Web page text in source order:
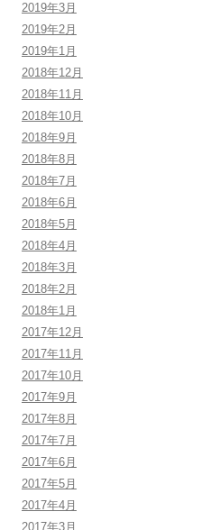
2019年3月
2019年2月
2019年1月
2018年12月
2018年11月
2018年10月
2018年9月
2018年8月
2018年7月
2018年6月
2018年5月
2018年4月
2018年3月
2018年2月
2018年1月
2017年12月
2017年11月
2017年10月
2017年9月
2017年8月
2017年7月
2017年6月
2017年5月
2017年4月
2017年3月